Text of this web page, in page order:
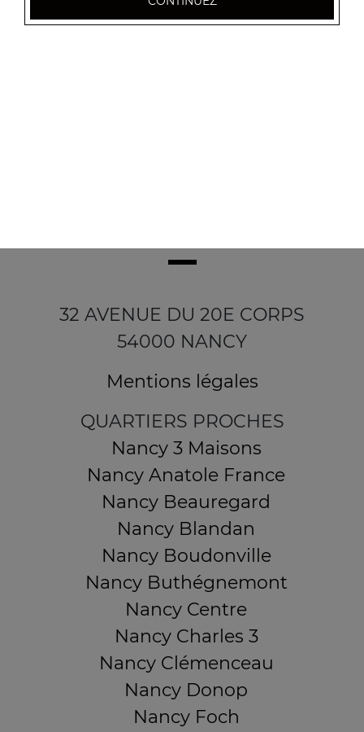
Gambas tandoori
32 AVENUE DU 20E CORPS
54000 NANCY
Mentions légales
QUARTIERS PROCHES
Nancy 3 Maisons
Nancy Anatole France
Nancy Beauregard
Nancy Blandan
Nancy Boudonville
Nancy Buthégnemont
Nancy Centre
Nancy Charles 3
Nancy Clémenceau
Nancy Donop
Nancy Foch